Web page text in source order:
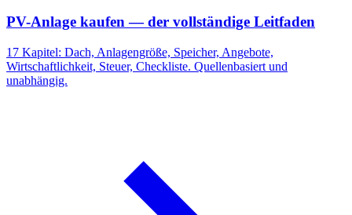
PV-Anlage kaufen — der vollständige Leitfaden
17 Kapitel: Dach, Anlagengröße, Speicher, Angebote,
Wirtschaftlichkeit, Steuer, Checkliste. Quellenbasiert und
unabhängig.